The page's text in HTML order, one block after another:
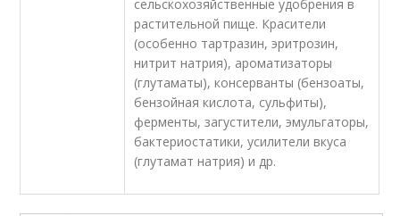
сельскохозяйственные удобрения в
растительной пище. Красители
(особенно тартразин, эритрозин,
нитрит натрия), ароматизаторы
(глутаматы), консерванты (бензоаты,
бензойная кислота, сульфиты),
ферменты, загустители, эмульгаторы,
бактериостатики, усилители вкуса
(глутамат натрия) и др.